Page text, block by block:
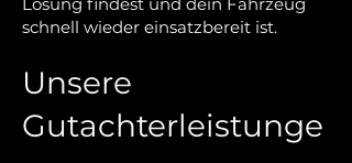
Lösung findest und dein Fahrzeug
schnell wieder einsatzbereit ist.
Unsere
Gutachterleistunge